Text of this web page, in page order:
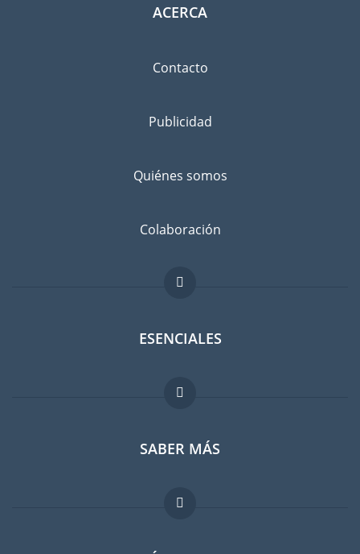
ACERCA
Contacto
Publicidad
Quiénes somos
Colaboración
ESENCIALES
Foro para expatriados
Guia para expatriados
Trabajos en el extranjero
SABER MÁS
FAQ